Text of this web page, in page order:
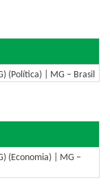
(Política) | MG – Brasil
(Economia) | MG –